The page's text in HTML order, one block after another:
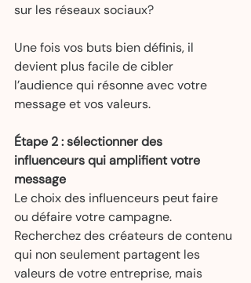
sur les réseaux sociaux?
Une fois vos buts bien définis, il
devient plus facile de cibler
l’audience qui résonne avec votre
message et vos valeurs.
Étape 2 : sélectionner des
influenceurs qui amplifient votre
message
Le choix des influenceurs peut faire
ou défaire votre campagne.
Recherchez des créateurs de contenu
qui non seulement partagent les
valeurs de votre entreprise, mais